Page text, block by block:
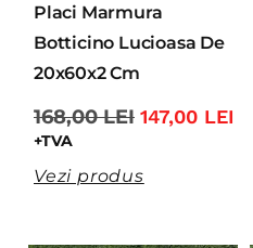
Placi Marmura
Botticino Lucioasa De
20x60x2 Cm
168,00LEI 147,00 LEI
+TVA
Vezi produs